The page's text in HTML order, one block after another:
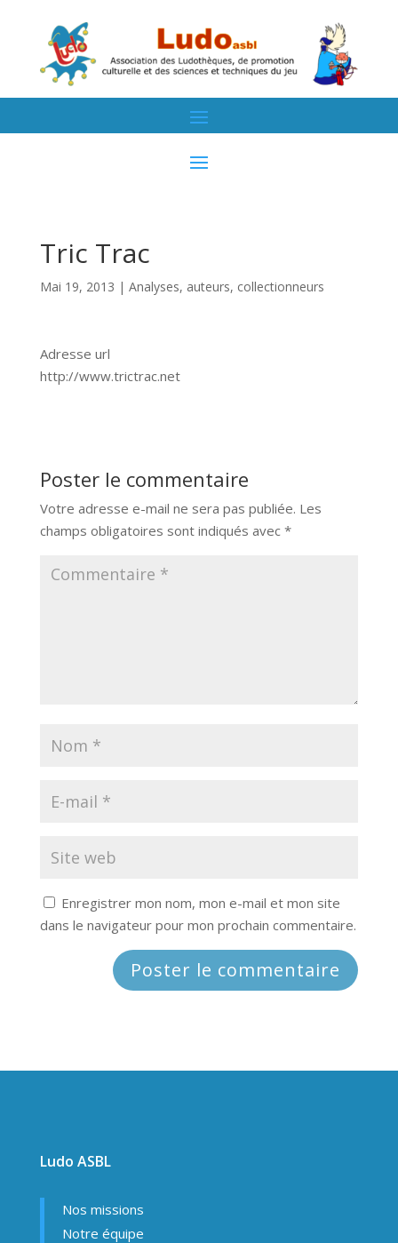
Tric Trac
Mai 19, 2013 | Analyses, auteurs, collectionneurs
Adresse url
http://www.trictrac.net
Poster le commentaire
Votre adresse e-mail ne sera pas publiée. Les
champs obligatoires sont indiqués avec *
Enregistrer mon nom, mon e-mail et mon site
dans le navigateur pour mon prochain commentaire.
Ludo ASBL
Nos missions
Notre équipe